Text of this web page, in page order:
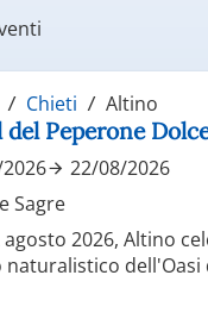
Nazionale della
e il turismo
storici e
conserva un
Santo Stefano
Qui è possibile
l’identità della
Chieti Altino
del Peperone
22/08/2026
Sagre
agosto 2026, Altino
naturalistico dell'Oasi